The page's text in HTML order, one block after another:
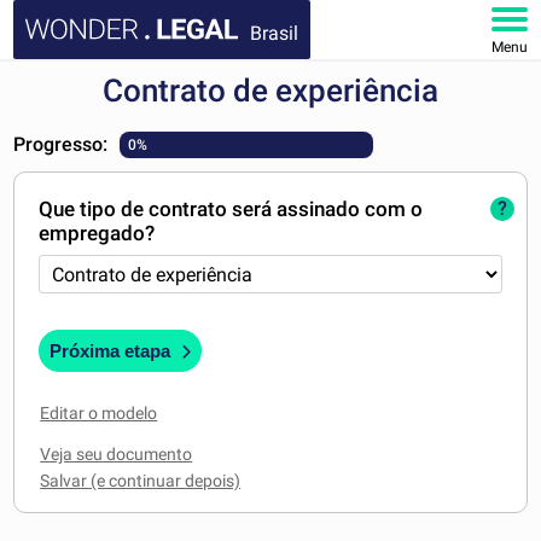
Brasil
Menu
DOCUMENTOS
FAQ
MINHA CONTA
Contrato de experiência
Progresso: 0%
Que tipo de contrato será assinado com o
empregado?
?
Próxima etapa
Editar o modelo
Veja seu documento